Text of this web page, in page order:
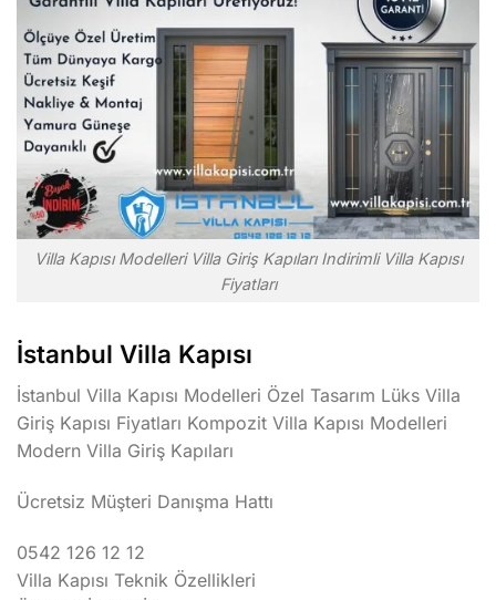
Villa Kapısı Modelleri Villa Giriş Kapıları Indirimli Villa Kapısı
Fiyatları
İstanbul Villa Kapısı
İstanbul Villa Kapısı Modelleri Özel Tasarım Lüks Villa
Giriş Kapısı Fiyatları Kompozit Villa Kapısı Modelleri
Modern Villa Giriş Kapıları
Ücretsiz Müşteri Danışma Hattı
0542 126 12 12
Villa Kapısı Teknik Özellikleri